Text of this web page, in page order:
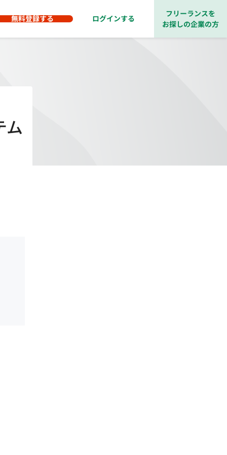
無料登録する ログインする
フリーランスを
お探しの企業の方
ム